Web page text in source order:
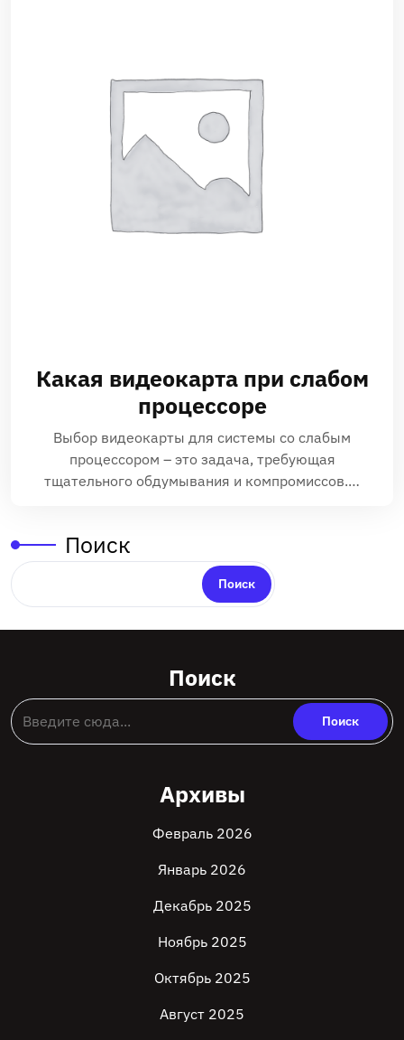
Какая видеокарта при слабом
процессоре
Выбор видеокарты для системы со слабым
процессором – это задача, требующая
тщательного обдумывания и компромиссов.…
Поиск
Поиск
Поиск
Архивы
Февраль 2026
Январь 2026
Декабрь 2025
Ноябрь 2025
Октябрь 2025
Август 2025